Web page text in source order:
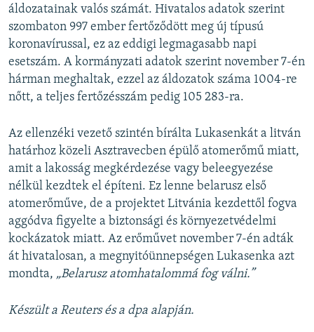
áldozatainak valós számát. Hivatalos adatok szerint
szombaton 997 ember fertőződött meg új típusú
koronavírussal, ez az eddigi legmagasabb napi
esetszám. A kormányzati adatok szerint november 7-én
hárman meghaltak, ezzel az áldozatok száma 1004-re
nőtt, a teljes fertőzésszám pedig 105 283-ra.
Az ellenzéki vezető szintén bírálta Lukasenkát a litván
határhoz közeli Asztravecben épülő atomerőmű miatt,
amit a lakosság megkérdezése vagy beleegyezése
nélkül kezdtek el építeni. Ez lenne belarusz első
atomerőműve, de a projektet Litvánia kezdettől fogva
aggódva figyelte a biztonsági és környezetvédelmi
kockázatok miatt. Az erőművet november 7-én adták
át hivatalosan, a megnyitóünnepségen Lukasenka azt
mondta, „Belarusz atomhatalommá fog válni.”
Készült a Reuters és a dpa alapján.